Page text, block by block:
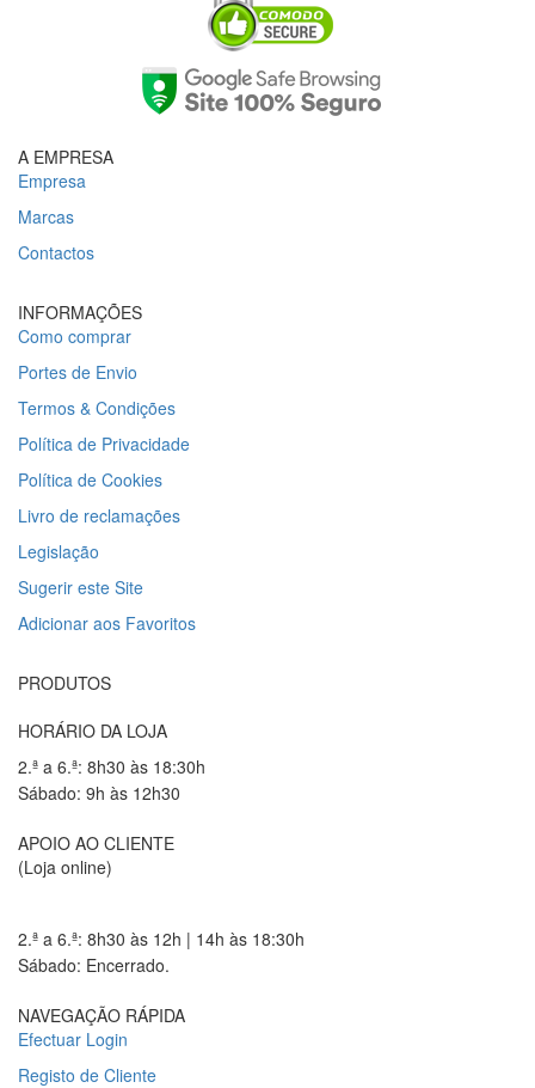
A EMPRESA
Empresa
Marcas
Contactos
INFORMAÇÕES
Como comprar
Portes de Envio
Termos & Condições
Política de Privacidade
Política de Cookies
Livro de reclamações
Legislação
Sugerir este Site
Adicionar aos Favoritos
PRODUTOS
HORÁRIO DA LOJA
2.ª a 6.ª: 8h30 às 18:30h
Sábado: 9h às 12h30
APOIO AO CLIENTE
(Loja online)
2.ª a 6.ª: 8h30 às 12h | 14h às 18:30h
Sábado: Encerrado.
NAVEGAÇÃO RÁPIDA
Efectuar Login
Registo de Cliente